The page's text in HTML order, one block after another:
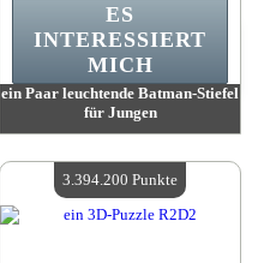
ein Paar leuchtende Batman-Stiefel
für Jungen
Verfügbare Menge:4
ES
INTERESSIERT
MICH
3.394.200 Punkte